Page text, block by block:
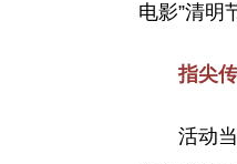
电影”清明
指尖
活动当天